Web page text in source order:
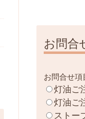
お問合
お問合せ項
灯油ご
灯油ご
ストー